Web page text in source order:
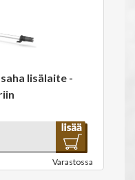
lisälaite -
Varastossa